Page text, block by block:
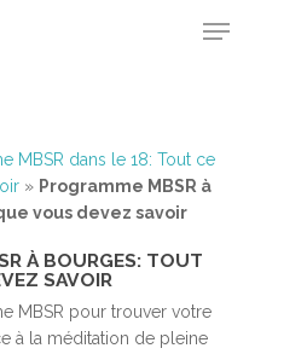
ESC to close
MBSR dans le 18: Tout ce
» Programme MBSR à
vous devez savoir
À BOURGES: TOUT
SAVOIR
MBSR pour trouver votre
à la méditation de pleine